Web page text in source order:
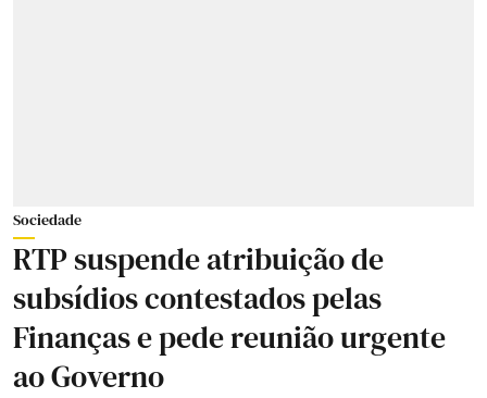
Sociedade
RTP suspende atribuição de
subsídios contestados pelas
Finanças e pede reunião urgente
ao Governo